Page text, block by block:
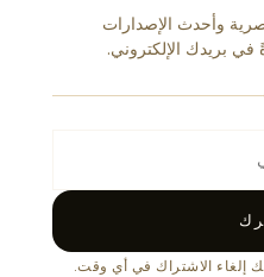
وأحدث الإصدارات
في بريدك الإلكتروني.
إلغاء الاشتراك في أي وقت.